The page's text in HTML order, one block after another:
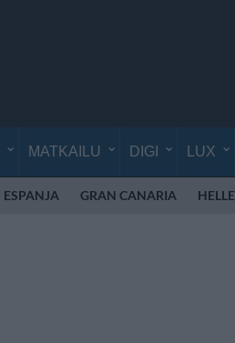
MATKAILU DIGI LUX
ESPANJA GRAN CANARIA HELLE